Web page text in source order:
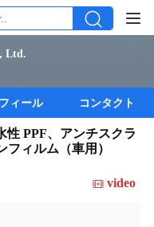
Ltd.
ィール コンタクト
性 PPF、アンチスクラ
ィルム（車用）
video